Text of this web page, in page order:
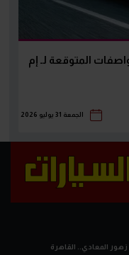
المتوقعة لـ إم
الجمعة 31 يوليو 2026